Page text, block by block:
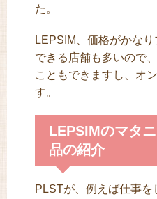
た。
LEPSIM、価格がかな
できる店舗も多いので
こともできますし、オ
す。
LEPSIMのマタ
品の紹介
PLSTが、例えば仕事を